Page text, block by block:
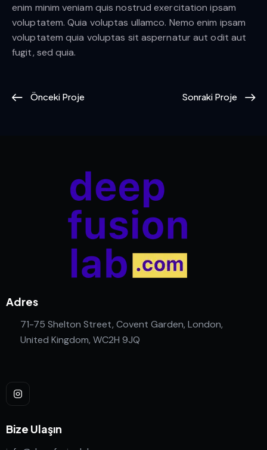
enim minim veniam quis nostrud exercitation ipsam
voluptatem. Quia voluptas ullamco. Nemo enim ipsam
voluptatem quia voluptas sit aspernatur aut odit aut
fugit, sed quia.
Önceki Proje Sonraki Proje
Adres
71-75 Shelton Street, Covent Garden, London,
United Kingdom, WC2H 9JQ
Bize Ulaşın